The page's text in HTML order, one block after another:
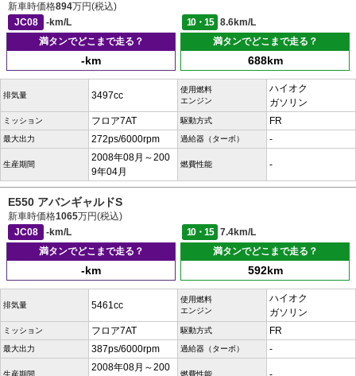
新車時価格894万円(税込)
JC08
-km/L 10・15
8.6km/L
満タンでどこまで走る？
-km
満タンでどこまで走る？
688km
排気量 3497cc
使用燃料
エンジン
ハイオク
ガソリン
ミッション フロア7AT 駆動方式 FR
最大出力 272ps/6000rpm 過給器（ターボ） -
生産期間
2008年08月～200
9年04月
燃費性能 -
E550 アバンギャルドS
新車時価格1065万円(税込)
JC08
-km/L 10・15
7.4km/L
満タンでどこまで走る？
-km
満タンでどこまで走る？
592km
排気量 5461cc
使用燃料
エンジン
ハイオク
ガソリン
ミッション フロア7AT 駆動方式 FR
最大出力 387ps/6000rpm 過給器（ターボ） -
生産期間
2008年08月～200
燃費性能